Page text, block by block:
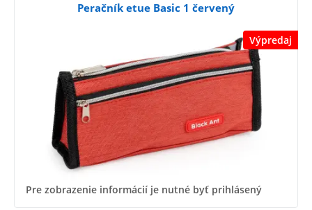
Výpredaj
Peračník etue Basic 1 červený
Pre zobrazenie informácií je nutné byť prihlásený